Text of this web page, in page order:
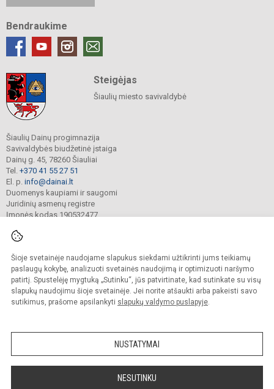
Šioje svetainėje naudojame slapukus siekdami užtikrinti jums teikiamų
paslaugų kokybę, analizuoti svetainės naudojimą ir optimizuoti naršymo
patirtį. Spustelėję mygtuką „Sutinku“, jūs patvirtinate, kad sutinkate su visų
slapukų naudojimu šioje svetainėje. Jei norite atšaukti arba pakeisti savo
sutikimus, prašome apsilankyti slapukų valdymo puslapyje.
NUSTATYMAI
NESUTINKU
Bendraukime
Steigėjas
Šiaulių miesto savivaldybė
Šiaulių Dainų progimnazija
Savivaldybės biudžetinė įstaiga
Dainų g. 45, 78260 Šiauliai
Tel. +370 41 55 27 51
El. p. info@dainai.lt
Duomenys kaupiami ir saugomi
Juridinių asmenų registre
Įmonės kodas 190532477
© 2023. Šiaulių Dainų progimnazija. Visos teisės saugomos.
Kopijuoti turinį be raštiško gimnazijos sutikimo griežtai draudžiama.
Prieinamumo paraiška Slapukų politika
Sumanus būdas atnaujinti